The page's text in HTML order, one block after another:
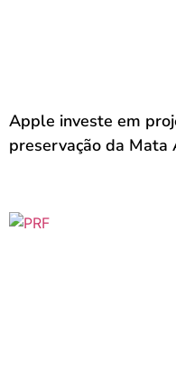
Apple investe em
preservação da Mata